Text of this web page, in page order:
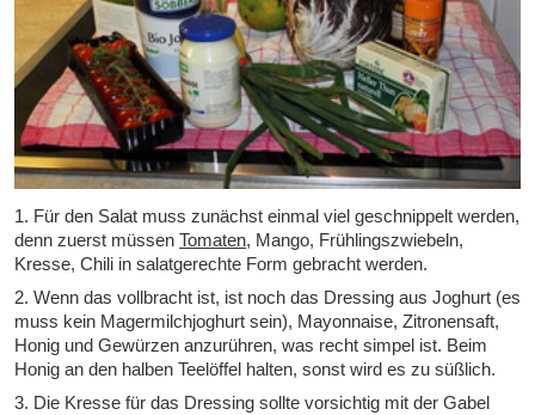
1. Für den Salat muss zunächst einmal viel geschnippelt werden,
denn zuerst müssen Tomaten, Mango, Frühlingszwiebeln,
Kresse, Chili in salatgerechte Form gebracht werden.
2. Wenn das vollbracht ist, ist noch das Dressing aus Joghurt (es
muss kein Magermilchjoghurt sein), Mayonnaise, Zitronensaft,
Honig und Gewürzen anzurühren, was recht simpel ist. Beim
Honig an den halben Teelöffel halten, sonst wird es zu süßlich.
3. Die Kresse für das Dressing sollte vorsichtig mit der Gabel